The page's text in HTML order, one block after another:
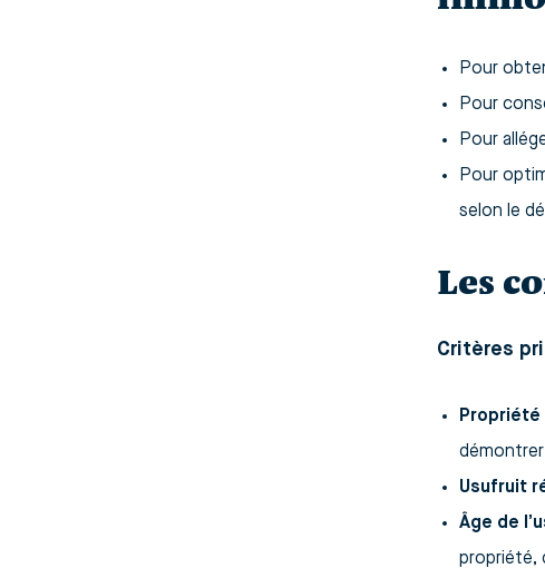
Pour
Pour
Pour
Pour
selon le
Les
Critères
Propriété
Usufruit
Âge de
propriété,